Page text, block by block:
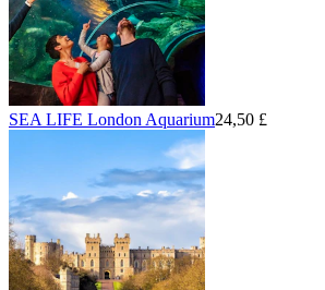
SEA LIFE London Aquarium24,50 £